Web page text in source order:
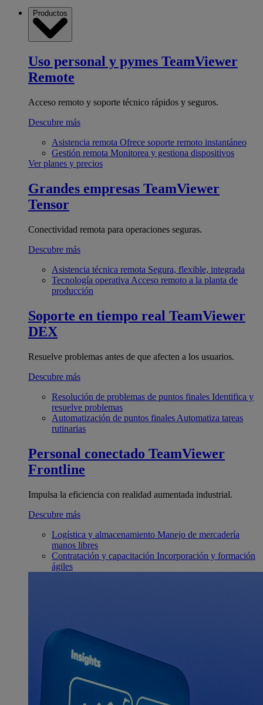
Productos
Uso personal y pymes TeamViewer
Remote
Acceso remoto y soporte técnico rápidos y seguros.
Descubre más
Asistencia remota Ofrece soporte remoto instantáneo
Gestión remota Monitorea y gestiona dispositivos
Ver planes y precios
Grandes empresas TeamViewer
Tensor
Conectividad remota para operaciones seguras.
Descubre más
Asistencia técnica remota Segura, flexible, integrada
Tecnología operativa Acceso remoto a la planta de
producción
Soporte en tiempo real TeamViewer
DEX
Resuelve problemas antes de que afecten a los usuarios.
Descubre más
Resolución de problemas de puntos finales Identifica y
resuelve problemas
Automatización de puntos finales Automatiza tareas
rutinarias
Personal conectado TeamViewer
Frontline
Impulsa la eficiencia con realidad aumentada industrial.
Descubre más
Logística y almacenamiento Manejo de mercadería
manos libres
Contratación y capacitación Incorporación y formación
ágiles